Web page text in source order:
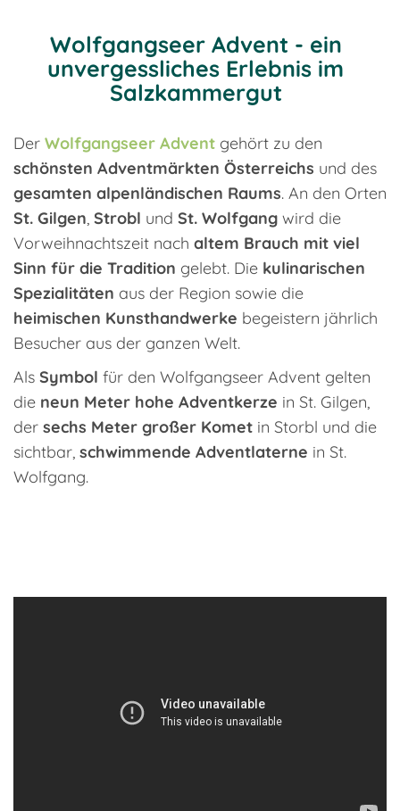
Wolfgangseer Advent - ein
unvergessliches Erlebnis im
Salzkammergut
Der Wolfgangseer Advent gehört zu den
schönsten Adventmärkten Österreichs und des
gesamten alpenländischen Raums. An den Orten
St. Gilgen Strobl und St. Wolfgang wird die
Vorweihnachtszeit nach altem Brauch mit viel
Sinn für die Tradition gelebt. Die kulinarischen
Spezialitäten aus der Region sowie die
heimischen Kunsthandwerke begeistern jährlich
Besucher aus der ganzen Welt.
Als Symbol für den Wolfgangseer Advent gelten
die neun Meter hohe Adventkerze in St. Gilgen,
der sechs Meter großer Komet in Storbl und die
sichtbar, schwimmende Adventlaterne in St.
Wolfgang.